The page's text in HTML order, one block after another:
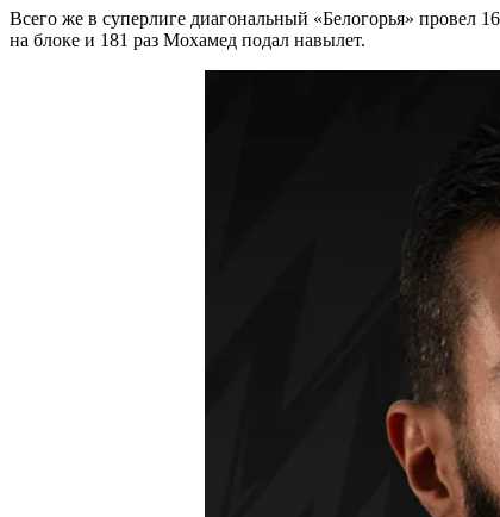
Всего же в суперлиге диагональный «Белогорья» провел
на блоке и 181 раз Мохамед подал навылет.